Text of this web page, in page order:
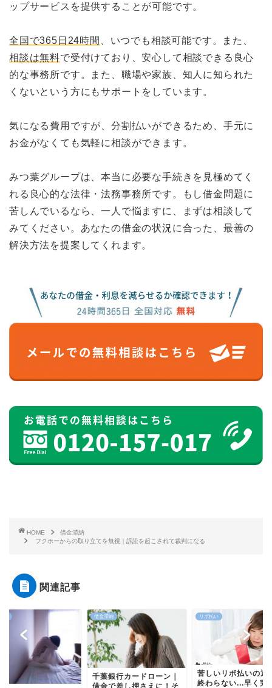
ップサービスを提供することが可能です。
全国で365日24時間
、いつでも相談可能です。また、
相談は無料で受付けており、安心して相談できる良心
的な事務所です。また、職場や家族、知人に知られた
くないという方にもサポートをしています。
気になる費用ですが、分割払いができるため、手元に
お金がなくても気軽に相談ができます。
みつ葉グループは、本当に必要な手続きを見極めてく
れる良心的な法律・法務事務所です。もし借金問題に
苦しんでいるなら、一人で悩ますに、まずは相談して
みてください。あなたの借金の状況に合った、最善の
解決方法を提案してくれます。
HOME
借金滞納
フクホーからの取り立てを無視｜訴訟を起こされて裁判になる
関連記事
銀行カードローン｜
で差し押さえに！そ
リボ払い
苦しいリボ払いの返済が
終わらない...早く完済に
借金滞納